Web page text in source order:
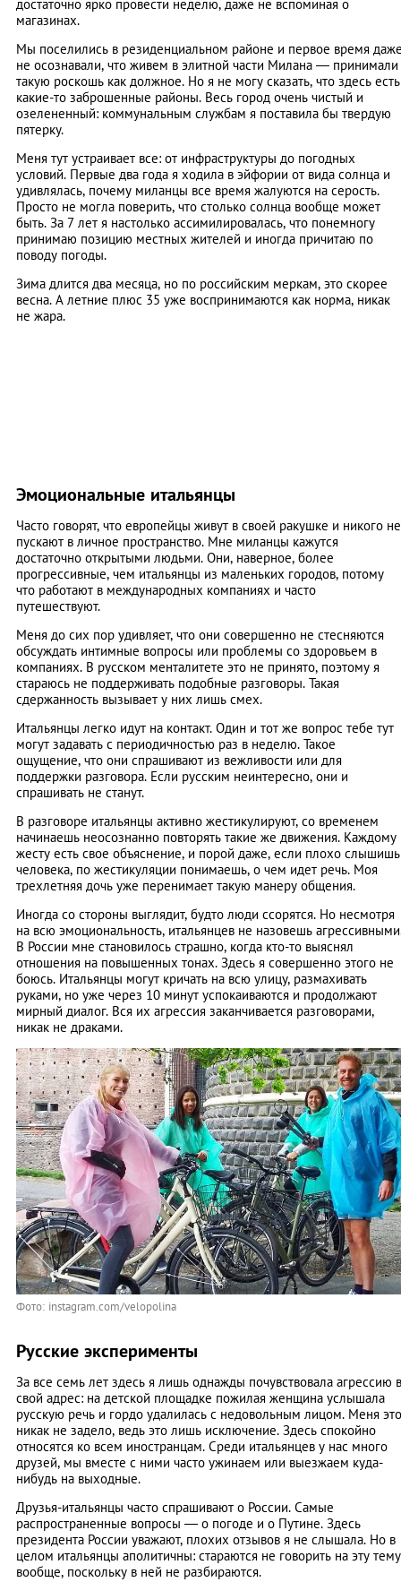
достаточно ярко провести неделю, даже не вспоминая о
магазинах.
Мы поселились в резиденциальном районе и первое время
не осознавали, что живем в элитной части Милана — принимали
такую роскошь как должное. Но я не могу сказать, что здесь есть
какие-то заброшенные районы. Весь город очень чистый и
озелененный: коммунальным службам я поставила бы твердую
пятерку.
Меня тут устраивает все: от инфраструктуры до погодных
условий. Первые два года я ходила в эйфории от вида солнца и
удивлялась, почему миланцы все время жалуются на серость.
Просто не могла поверить, что столько солнца вообще может
быть. За 7 лет я настолько ассимилировалась, что понемногу
принимаю позицию местных жителей и иногда причитаю по
поводу погоды.
Зима длится два месяца, но по российским меркам, это скорее
весна. А летние плюс 35 уже воспринимаются как норма, никак
не жара.
Эмоциональные итальянцы
Часто говорят, что европейцы живут в своей ракушке и никого не
пускают в личное пространство. Мне миланцы кажутся
достаточно открытыми людьми. Они, наверное, более
прогрессивные, чем итальянцы из маленьких городов, потому
что работают в международных компаниях и часто
путешествуют.
Меня до сих пор удивляет, что они совершенно не стесняются
обсуждать интимные вопросы или проблемы со здоровьем в
компаниях. В русском менталитете это не принято, поэтому я
стараюсь не поддерживать подобные разговоры. Такая
сдержанность вызывает у них лишь смех.
Итальянцы легко идут на контакт. Один и тот же вопрос тебе тут
могут задавать с периодичностью раз в неделю. Такое
ощущение, что они спрашивают из вежливости или для
поддержки разговора. Если русским неинтересно, они и
спрашивать не станут.
В разговоре итальянцы активно жестикулируют, со временем
начинаешь неосознанно повторять такие же движения. Каждому
жесту есть свое объяснение, и порой даже, если плохо слышишь
человека, по жестикуляции понимаешь, о чем идет речь. Моя
трехлетняя дочь уже перенимает такую манеру общения.
Иногда со стороны выглядит, будто люди ссорятся. Но несмотря
на всю эмоциональность, итальянцев не назовешь
В России мне становилось страшно, когда кто-то выяснял
отношения на повышенных тонах. Здесь я совершенно этого не
боюсь. Итальянцы могут кричать на всю улицу, размахивать
руками, но уже через 10 минут успокаиваются и продолжают
мирный диалог. Вся их агрессия заканчивается разговорами,
никак не драками.
Фото: instagram.com/velopolina
Русские эксперименты
За все семь лет здесь я лишь однажды почувствовала агрессию в
свой адрес: на детской площадке пожилая женщина услышала
русскую речь и гордо удалилась с недовольным лицом. Меня это
никак не задело, ведь это лишь исключение. Здесь спокойно
относятся ко всем иностранцам. Среди итальянцев у нас много
друзей, мы вместе с ними часто ужинаем или выезжаем куда-
нибудь на выходные.
Друзья-итальянцы часто спрашивают о России. Самые
распространенные вопросы — о погоде и о Путине. Здесь
президента России уважают, плохих отзывов я не слышала. Но в
целом итальянцы аполитичны: стараются не говорить на эту тему
вообще, поскольку в ней не разбираются.